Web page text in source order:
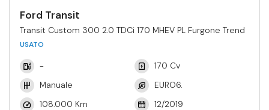
Ford Transit
Transit Custom 300 2.0 TDCi 170 MHEV PL Furgone Trend
USATO
-
170 Cv
Manuale
EURO6.
108.000 Km
12/2019